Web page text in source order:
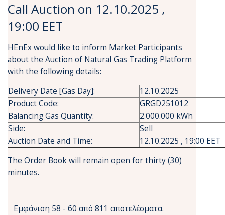
Call Auction on 12.10.2025 ,
19:00 EET
HEnEx would like to inform Market Participants
about the Auction of Natural Gas Trading Platform
with the following details:
Delivery Date [Gas Day]:
12.10.2025
Product Code:
GRGD251012
Balancing Gas Quantity:
2.000.000 kWh
Side:
Sell
Auction Date and Time:
12.10.2025 , 19:00 EET
The Order Book will remain open for thirty (30)
minutes.
Εμφάνιση 58 - 60 από 811 αποτελέσματα.